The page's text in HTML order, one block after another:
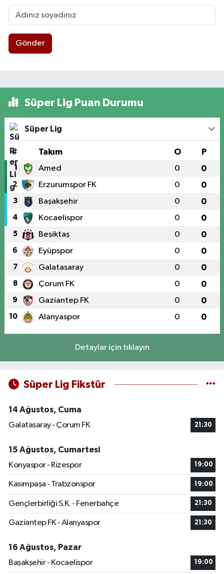
Gönder
Süper Lig Puan Durumu
Süper Lig
# Takım O P
1 Amed 0 0
2 Erzurumspor FK 0 0
3 Başakşehir 0 0
4 Kocaelispor 0 0
5 Beşiktaş 0 0
6 Eyüpspor 0 0
7 Galatasaray 0 0
8 Çorum FK 0 0
9 Gaziantep FK 0 0
10 Alanyaspor 0 0
Detaylar için tıklayın
Süper Lig Fikstür
14 Ağustos, Cuma
Galatasaray - Çorum FK
21:30
15 Ağustos, Cumartesi
Konyaspor - Rizespor
19:00
Kasımpaşa - Trabzonspor 19:00
Gençlerbirliği S.K. - Fenerbahçe 21:30
Gaziantep FK - Alanyaspor 21:30
16 Ağustos, Pazar
Başakşehir - Kocaelispor
19:00